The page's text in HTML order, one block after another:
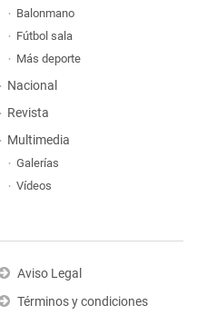
Balonmano
Fútbol sala
Más deporte
Nacional
Revista
Multimedia
Galerías
Vídeos
Aviso Legal
Términos y condiciones